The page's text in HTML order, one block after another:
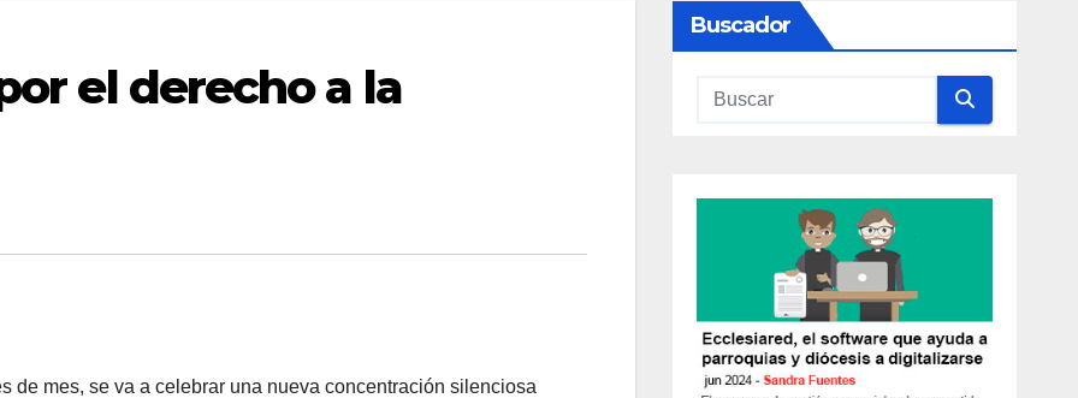
el derecho a la
de mes, se va a celebrar una nueva concentración silenciosa
Buscador